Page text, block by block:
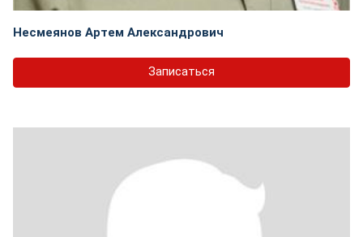
Несмеянов Артем Александрович
Записаться